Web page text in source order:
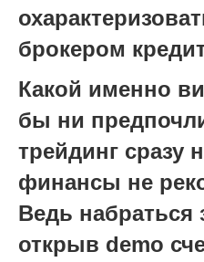
брокером
Какой именно
бы ни
трейдинг сразу
финансы не
Ведь
открыв demo